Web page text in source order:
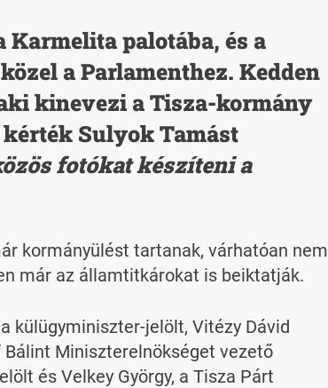
palotába, és a
a Parlamenthez. Kedden
kinevezi a Tisza-kormány
Sulyok Tamást
fotókat készíteni a
kormányülést tartanak, várhatóan nem
már az államtitkárokat is beiktatják.
külügyminiszter-jelölt, Vitézy Dávid
Miniszterelnökséget vezető
és Velkey György, a Tisza Párt